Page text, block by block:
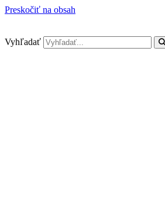
Preskočiť na obsah
Vyhľadať